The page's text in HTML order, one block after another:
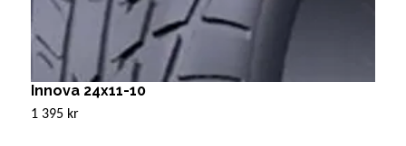
Innova 24x11-10
1 395 kr